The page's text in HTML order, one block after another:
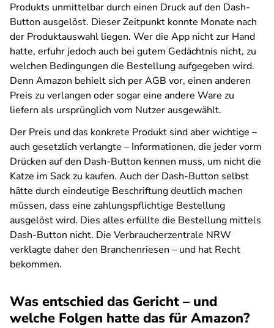
Produkts unmittelbar durch einen Druck auf den Dash-
Button ausgelöst. Dieser Zeitpunkt konnte Monate nach
der Produktauswahl liegen. Wer die App nicht zur Hand
hatte, erfuhr jedoch auch bei gutem Gedächtnis nicht, zu
welchen Bedingungen die Bestellung aufgegeben wird.
Denn Amazon behielt sich per AGB vor, einen anderen
Preis zu verlangen oder sogar eine andere Ware zu
liefern als ursprünglich vom Nutzer ausgewählt.
Der Preis und das konkrete Produkt sind aber wichtige –
auch gesetzlich verlangte – Informationen, die jeder vorm
Drücken auf den Dash-Button kennen muss, um nicht die
Katze im Sack zu kaufen. Auch der Dash-Button selbst
hätte durch eindeutige Beschriftung deutlich machen
müssen, dass eine zahlungspflichtige Bestellung
ausgelöst wird. Dies alles erfüllte die Bestellung mittels
Dash-Button nicht. Die Verbraucherzentrale NRW
verklagte daher den Branchenriesen – und hat Recht
bekommen.
Was entschied das Gericht – und
welche Folgen hatte das für Amazon?